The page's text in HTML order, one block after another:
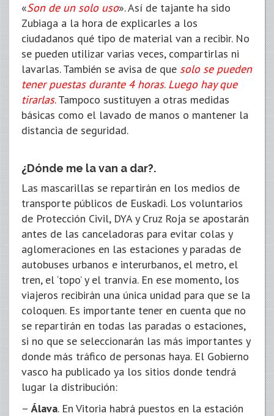
«Son de un solo uso». Así de tajante ha sido
Zubiaga a la hora de explicarles a los
ciudadanos qué tipo de material van a recibir. No
se pueden utilizar varias veces, compartirlas ni
lavarlas. También se avisa de que solo se pueden
tener puestas durante 4 horas. Luego hay que
tirarlas. Tampoco sustituyen a otras medidas
básicas como el lavado de manos o mantener la
distancia de seguridad.
¿Dónde me la van a dar?.
Las mascarillas se repartirán en los medios de
transporte públicos de Euskadi. Los voluntarios
de Protección Civil, DYA y Cruz Roja se apostarán
antes de las canceladoras para evitar colas y
aglomeraciones en las estaciones y paradas de
autobuses urbanos e interurbanos, el metro, el
tren, el ‘topo’ y el tranvía. En ese momento, los
viajeros recibirán una única unidad para que se la
coloquen. Es importante tener en cuenta que no
se repartirán en todas las paradas o estaciones,
si no que se seleccionarán las más importantes y
donde más tráfico de personas haya. El Gobierno
vasco ha publicado ya los sitios donde tendrá
lugar la distribución:
–Álava. En Vitoria habrá puestos en la estación